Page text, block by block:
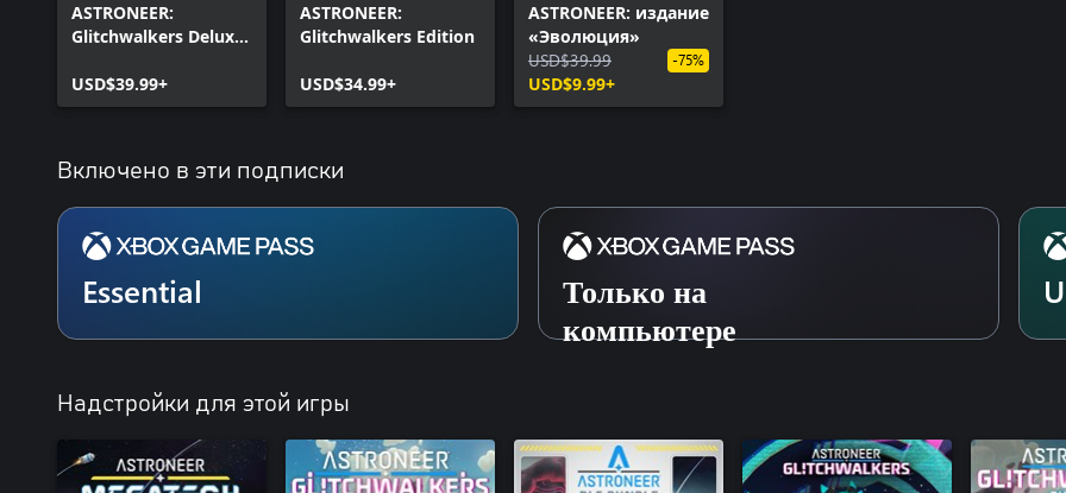
ASTRONEER:
Glitchwalkers Deluxe
USD$39.99+
ASTRONEER:
Glitchwalkers Edition
USD$34.99+
ASTRONEER: издание
«Эволюция»
USD$39.99
USD$9.99+
-75%
Включено в эти подписки
Essential
Только на
компьютере
Надстройки для этой игры